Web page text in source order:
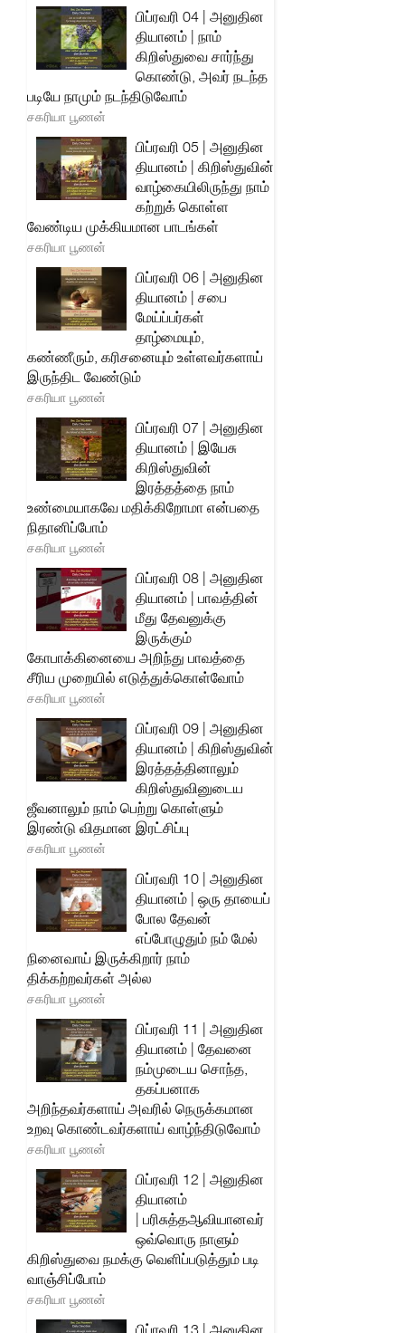
பிப்ரவரி 04 | அனுதின
தியானம் | நாம்
கிறிஸ்துவை சார்ந்து
கொண்டு, அவர் நடந்த
படியே நாமும் நடந்திடுவோம்
சகரியா பூணன்
பிப்ரவரி 05 | அனுதின
தியானம் | கிறிஸ்துவின்
வாழ்கையிலிருந்து நாம்
கற்றுக் கொள்ள
வேண்டிய முக்கியமான பாடங்கள்
சகரியா பூணன்
பிப்ரவரி 06 | அனுதின
தியானம் | சபை
மேய்ப்பர்கள்
தாழ்மையும்,
கண்ணீரும், கரிசனையும் உள்ளவர்களாய்
இருந்திட வேண்டும்
சகரியா பூணன்
பிப்ரவரி 07 | அனுதின
தியானம் | இயேசு
கிறிஸ்துவின்
இரத்தத்தை நாம்
உண்மையாகவே மதிக்கிறோமா என்பதை
நிதானிப்போம்
சகரியா பூணன்
பிப்ரவரி 08 | அனுதின
தியானம் | பாவத்தின்
மீது தேவனுக்கு
இருக்கும்
கோபாக்கினையை அறிந்து பாவத்தை
சீரிய முறையில் எடுத்துக்கொள்வோம்
சகரியா பூணன்
பிப்ரவரி 09 | அனுதின
தியானம் | கிறிஸ்துவின்
இரத்தத்தினாலும்
கிறிஸ்துவினுடைய
ஜீவனாலும் நாம் பெற்று கொள்ளும்
இரண்டு விதமான இரட்சிப்பு
சகரியா பூணன்
பிப்ரவரி 10 | அனுதின
தியானம் | ஒரு தாயைப்
போல தேவன்
எப்போழுதும் நம் மேல்
நினைவாய் இருக்கிறார் நாம்
திக்கற்றவர்கள் அல்ல
சகரியா பூணன்
பிப்ரவரி 11 | அனுதின
தியானம் | தேவனை
நம்முடைய சொந்த,
தகப்பனாக
அறிந்தவர்களாய் அவரில் நெருக்கமான
உறவு கொண்டவர்களாய் வாழ்ந்திடுவோம்
சகரியா பூணன்
பிப்ரவரி 12 | அனுதின
தியானம்
| பரிசுத்தஆவியானவர்
ஒவ்வொரு நாளும்
கிறிஸ்துவை நமக்கு வெளிப்படுத்தும் படி
வாஞ்சிப்போம்
சகரியா பூணன்
பிப்ரவரி 13 | அனுதின